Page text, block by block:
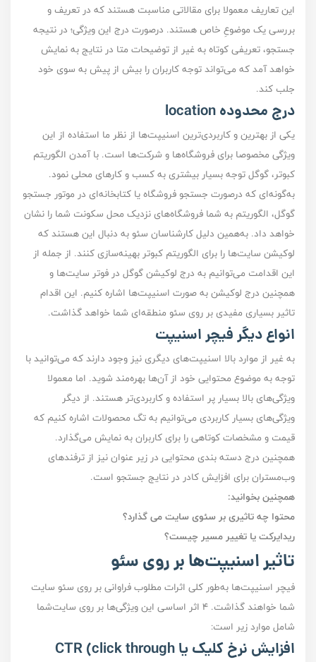
این تعاریف معمولا برای مقالاتی مناسبت هستند که در تعریف و
بررسی یک موضوعِ خاص هستند. درصورت درج این ویژگی؛ در نتیجه
جستجو، تعریفی کوتاه به غیر از توضیحات متا در نتایج به نمایش
خواهد آمد که می‌تواند توجه کاربران را بیش از پیش به سوی خود
جلب کند.
درج محدوده location
یکی از بهترین و کاربردی‌ترین اسنیپت‌ها از نظر ما استفاده از این
ویژگی مخصوصا برای فروشگاه‌ها و شرکت‌ها است. با آمدن الگوریتم
کبوتر، گوگل توجه بسیار بیشتری به کسب و کار‌های محلی نمود.
به‌گونه‌ای که درصورت جستجو فروشگاه یا کتابخانه‌ای در موتور جستجو
گوگل، الگوریتم به شما فروشگاه‌های نزدیک محل سکونت‌ شما را نشان
خواهد داد. به‌‌همین دلیل کارشناسان سئو به دنبال این هستند که
لوکیشن سایت‌ها را برای الگوریتم کبوتر بهینه‌سازی کنند. از جمله‌ از
این اقدامت می‌توانیم به درج لوکیشن گوگل در فوتر سایت‌ها و
همچنین درج لوکیشن به صورت اسنیپت‌ها اشاره کنیم. این اقدام
تاثیر بسیاری مفیدی بر روی سئو منطقه‌ای شما خواهد گذاشت.
انواع دیگر فیچر اسنیپت
به غیر از موارد بالا اسنیپت‌های دیگری نیز وجود دارند که می‌توانید با
توجه به موضوع محتوایی خود از آن‌ها بهره‌مند شوید. اما معمولا
ویژگی‌های بالا بسیار پر استفاده و کاربردی‌تر هستند. از دیگر
ویژگی‌های بسیار کاربردی می‌توانیم به تگ محصولات اشاره کنیم که
قیمت و مشخصات کوتاهی را برای کاربران به نمایش می‌گذارد.
همچنین درج دسته بندی محتوایی در زیر عنوان نیز از ترفند‌های
وب‌مستران برای افزایش کادر در نتایج جستجو است.
همچنین بخوانید:
محتوا چه تاثیری بر سئوی سایت می گذارد؟
ریدایرکت یا تغییر مسیر چیست؟
تاثیر اسنیپت‌ها بر روی سئو
فیچر اسنیپت‌ها به‌طور کلی اثرات مطلوب فراوانی بر روی سئو سایت‌
شما خواهند گذاشت. ۴ اثر اساسی این ویژگی‌ها بر روی سایت‌شما
شامل موارد زیر است:
افزایش نرخ کلیک یا CTR (click through